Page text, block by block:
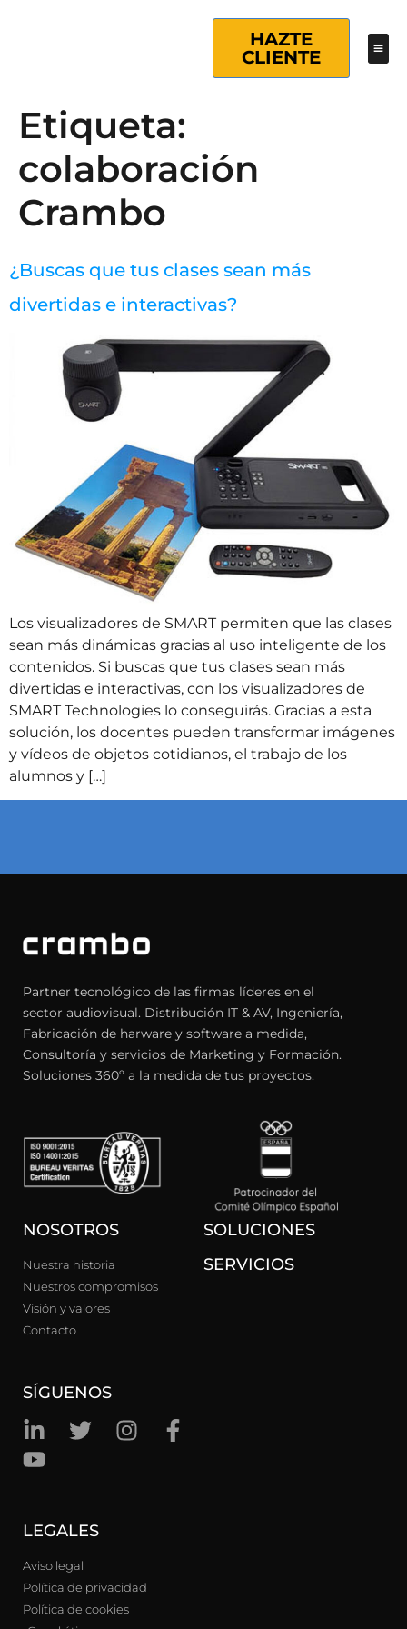
HAZTE
CLIENTE
Etiqueta:
colaboración
Crambo
¿Buscas que tus clases sean más
divertidas e interactivas?
Los visualizadores de SMART permiten que las clases
sean más dinámicas gracias al uso inteligente de los
contenidos. Si buscas que tus clases sean más
divertidas e interactivas, con los visualizadores de
SMART Technologies lo conseguirás. Gracias a esta
solución, los docentes pueden transformar imágenes
y vídeos de objetos cotidianos, el trabajo de los
alumnos y […]
Partner tecnológico de las firmas líderes en el
sector audiovisual. Distribución IT & AV, Ingeniería,
Fabricación de harware y software a medida,
Consultoría y servicios de Marketing y Formación.
Soluciones 360º a la medida de tus proyectos.
NOSOTROS
Nuestra historia
Nuestros compromisos
Visión y valores
Contacto
SÍGUENOS
SOLUCIONES
SERVICIOS
LEGALES
Aviso legal
Política de privacidad
Política de cookies